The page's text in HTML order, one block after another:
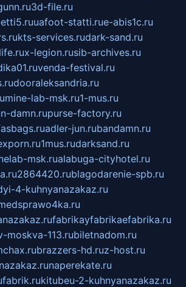
3d-file.ru
uafoot-statti.rue-abis1c.ru
kts-services.rudark-sand.ru
x-legion.rusib-archives.ru
venda-festival.ru
dooraleksandria.ru
mine-lab-msk.ru1-mus.ru
damn.rupurse-factory.ru
adler-jun.rubandamn.ru
1mus.rudarksand.ru
msk.rualabuga-cityhotel.ru
2864420.rublagodarenie-spb.ru
4-kuhnyanazakaz.ru
fabrikayfabrikaefabrika.ru
moskva-113.rubiletnadom.ru
brazzers-hd.ruz-host.ru
naperekate.ru
kitubeu-2-kuhnyanazakaz.ru